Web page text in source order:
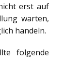
erst auf
warten,
handeln.
folgende